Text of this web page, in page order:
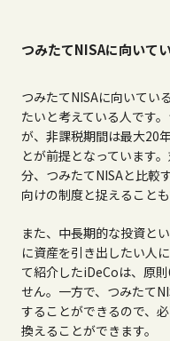
つみたてNISAに向いて
つみたてNISAに向いてい
たいと考えている人です
が、非課税期間は最大20
とが前提となっています
分、つみたてNISAと比較
向けの制度と捉えることも
また、中長期的な投資と
に資産を引き出したい人
て紹介したiDeCoは、原則
せん。一方で、つみたて
することができるので、
換えることができます。